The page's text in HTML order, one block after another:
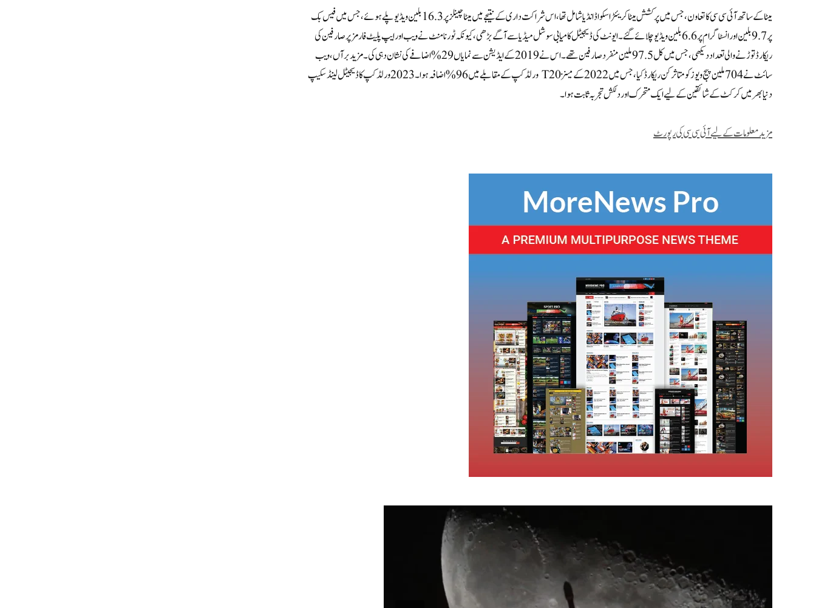
میٹا کے ساتھ آئی سی سی کا تعاون، جس میں پرکشش میٹا کریئٹر اسکواڈ انڈیا شامل تھا، اس شراکت داری کے نتیجے میں میٹا چینلز پر 16.3 بلین ویڈیو پلے ہوئے، جس میں فیس بک
پر 9.7 بلین اور انسٹاگرام پر 6.6 بلین ویڈیو چلائے گئے۔ ایونٹ کی ڈیجیٹل کامیابی سوشل میڈیا سے آگے بڑھی، کیونکہ ٹورنامنٹ نے ویب اور ایپ پلیٹ فارمز پر صارفین کی
ریکارڈ توڑنے والی تعداد دیکھی، جس میں کل 97.5 ملین منفرد صارفین تھے۔ اس نے 2019 کے ایڈیشن سے نمایاں 29% اضافے کی نشان دہی کی ۔ مزید برآں، ویب
سائٹ نے 704 ملین پیج ویوز کو متاثر کن ریکارڈ کیا، جس میں 2022 کے مینز T20 ورلڈ کپ کے مقابلے میں 96% اضافہ ہوا۔ 2023 ورلڈ کپ کا ڈیجیٹل لینڈ سکیپ
دنیا بھر میں کرکٹ کے شائقین کے لیے ایک متحرک اور دلکش تجربہ ثابت ہوا۔
مزید معلومات کے لیے آئی سی سی کی رپورٹ